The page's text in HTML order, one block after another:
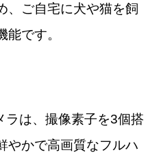
、ご自宅に犬や猫を飼
能です。
は、撮像素子を3個搭
やかで高画質なフルハ